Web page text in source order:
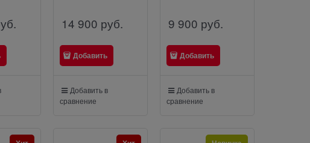
14 900 руб.
Добавить
Добавить в
сравнение
9 900 руб.
Добавить
Добавить в
сравнение